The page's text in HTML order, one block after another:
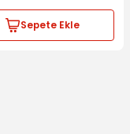
Sepete Ekle